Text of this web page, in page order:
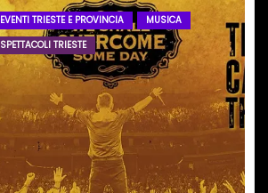
EVENTI TRIESTE E PROVINCIA
MUSICA
SPETTACOLI TRIESTE